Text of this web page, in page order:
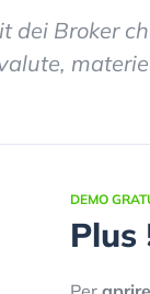
dei Broker
DEMO
Plus